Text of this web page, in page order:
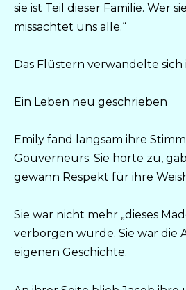
sie ist Teil dieser Familie. Wer
missachtet uns alle.“
Das Flüstern verwandelte sich
Ein Leben neu geschrieben
Emily fand langsam ihre
Gouverneurs. Sie hörte zu,
gewann Respekt für ihre
Sie war nicht mehr „dieses
verborgen wurde. Sie war die
eigenen Geschichte.